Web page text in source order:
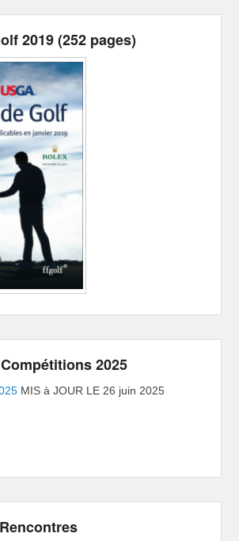
2019 (252 pages)
2025
MIS à JOUR LE 26 juin 2025